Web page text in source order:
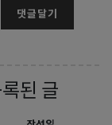
댓글달기
된 글